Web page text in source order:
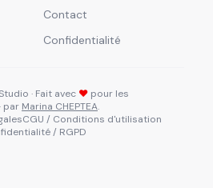
Contact
Confidentialité
· Fait avec ❤ pour les
par Marina CHEPTEA.
CGU / Conditions d'utilisation
/ RGPD